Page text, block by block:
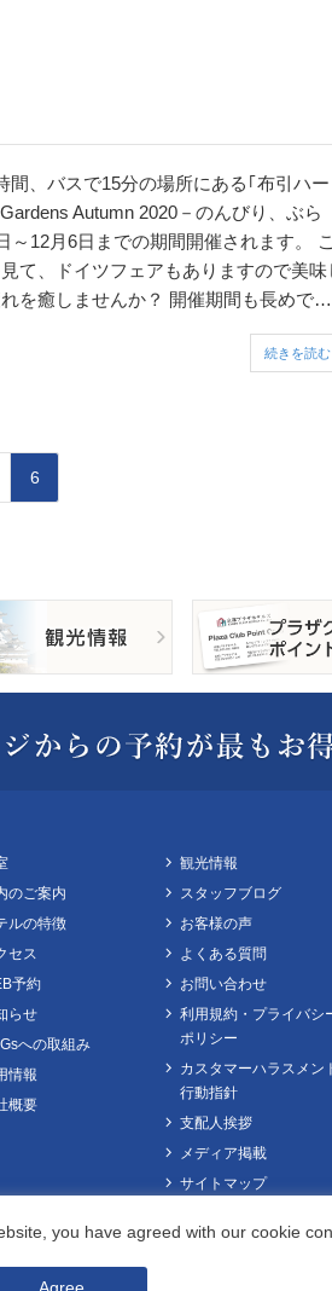
Check in - check out date
間、バスで15分の場所にある｢布引ハー
Autumn 2020－のんびり、ぶら
～12月6日までの期間開催されます。 こ
て、ドイツフェアもありますので美味
を癒しませんか？ 開催期間も長めです
どの観光名所もあるのでオススメです
続きを読む
6
のご案内
ルの特徴
セス
予約
らせ
への取組み
情報
概要
観光情報
スタッフブログ
お客様の声
よくある質問
お問い合わせ
利用規約・プライバシ
ポリシー
カスタマーハラスメン
行動指針
支配人挨拶
メディア掲載
サイトマップ
you have agreed with our cookie